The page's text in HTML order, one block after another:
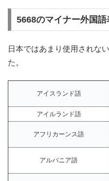
5668のマイナー外国語
日本ではあまり使用されな
た。
アイスランド語
アイルランド語
アフリカーンス語
アルバニア語